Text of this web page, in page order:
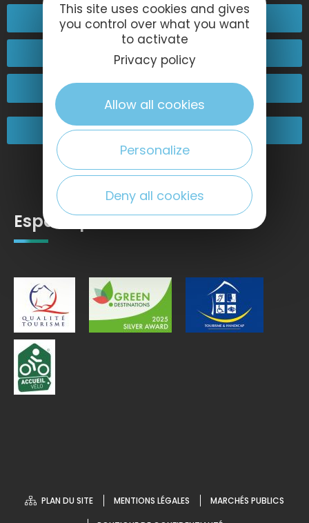
02 32 74 04 04
Contactez-nous
Passez nous voir !
Nos engagements
Espace pro
PLAN DU SITE MENTIONS LÉGALES MARCHÉS PUBLICS
This site uses cookies and gives
you control over what you want
to activate
Privacy policy
Allow all cookies
Personalize
Deny all cookies